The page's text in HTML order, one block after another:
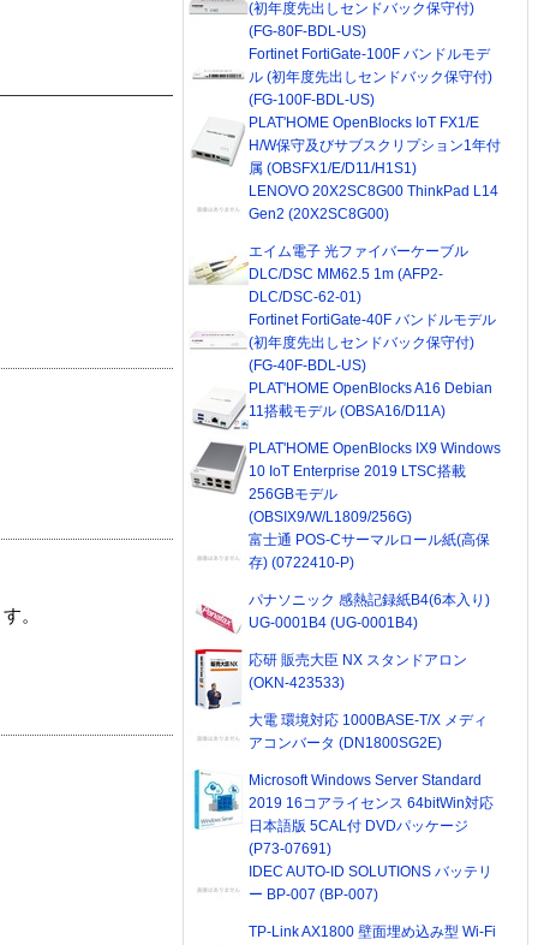
。
(初年度先出しセンドバック保守付)
(FG-80F-BDL-US)
Fortinet FortiGate-100F バンドルモデ
ル (初年度先出しセンドバック保守付)
(FG-100F-BDL-US)
PLAT'HOME OpenBlocks IoT FX1/E
H/W保守及びサブスクリプション1年付
属 (OBSFX1/E/D11/H1S1)
LENOVO 20X2SC8G00 ThinkPad L14
Gen2 (20X2SC8G00)
エイム電子 光ファイバーケーブル
DLC/DSC MM62.5 1m (AFP2-
DLC/DSC-62-01)
Fortinet FortiGate-40F バンドルモデル
(初年度先出しセンドバック保守付)
(FG-40F-BDL-US)
PLAT'HOME OpenBlocks A16 Debian
11搭載モデル (OBSA16/D11A)
PLAT'HOME OpenBlocks IX9 Windows
10 IoT Enterprise 2019 LTSC搭載
256GBモデル
(OBSIX9/W/L1809/256G)
富士通 POS-Cサーマルロール紙(高保
存) (0722410-P)
パナソニック 感熱記録紙B4(6本入り)
UG-0001B4 (UG-0001B4)
応研 販売大臣 NX スタンドアロン
(OKN-423533)
大電 環境対応 1000BASE-T/X メディ
アコンバータ (DN1800SG2E)
Microsoft Windows Server Standard
2019 16コアライセンス 64bitWin対応
日本語版 5CAL付 DVDパッケージ
(P73-07691)
IDEC AUTO-ID SOLUTIONS バッテリ
ー BP-007 (BP-007)
TP-Link AX1800 壁面埋め込み型 Wi-Fi